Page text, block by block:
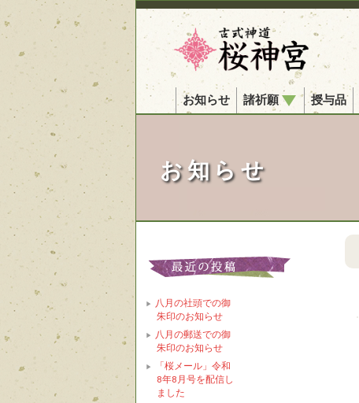
お知らせ 諸祈願 授与品
お知らせ
八月の社頭での御
朱印のお知らせ
八月の郵送での御
朱印のお知らせ
「桜メール」令和
8年8月号を配信し
ました